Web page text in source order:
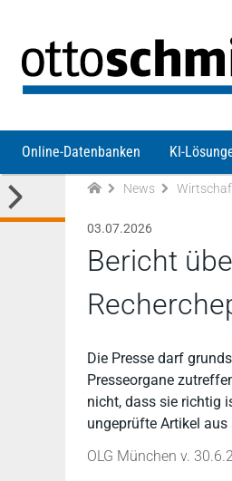
Online-Datenbanken KI-
News
03.07.2026
Bericht
Die Presse darf
Presseorgane
nicht, dass sie richtig
ungeprüfte Artikel
OLG München v.